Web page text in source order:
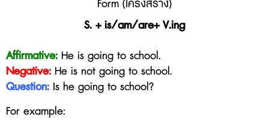
Form (โครงสร้าง)
S. + is/am/are+ V.ing
Affirmative: He is going to school.
Negative: He is not going to school.
Question: Is he going to school?
For example: